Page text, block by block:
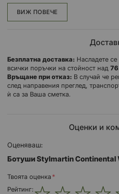
преработен за съвременните дни.
години на миналия век се
съвременните технологии, което
пътя. Произведени от естествена
кожа, те са идеални за всяка
попаднете.
ВИЖ ПОВЕЧЕ
Безплатна доставка: Насладете се
всички поръчки на стойност над
Връщане при отказ: В случай че
след направения преглед,
ѝ са за Ваша сметка.
Оценки и
Оценяваш:
Ботуши Stylmartin Continental
Твоята оценка
Рейтинг: